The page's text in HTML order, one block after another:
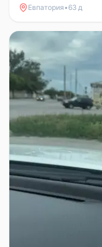
Евпатория•63 д